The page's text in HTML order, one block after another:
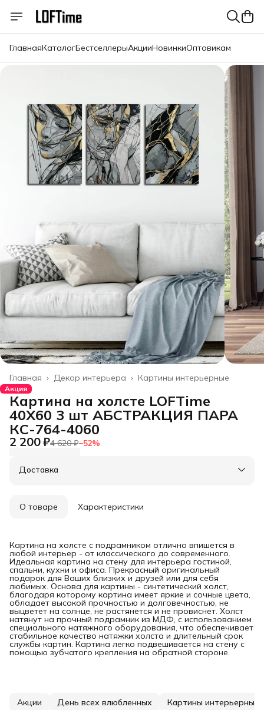
ГлавнаяКаталогБестселлерыАкцииНовинкиОптовикам
Картины интерьерные
Декор интерьера ›
Главная ›
Акция
Картина на холсте LOFTime
40Х60 3 шт АБСТРАКЦИЯ ПАРА
КС-764-4060
2 200 ₽4 620 ₽−52%
Доставка
О товаре Характеристики
Картина на холсте с подрамником отлично впишется в
любой интерьер - от классического до современного.
Идеальная картина на стену для интерьера гостиной,
спальни, кухни и офиса. Прекрасный оригинальный
подарок для Ваших близких и друзей или для себя
любимых. Основа для картины - синтетический холст,
благодаря которому картина имеет яркие и сочные цвета,
обладает высокой прочностью и долговечностью, не
выцветет на солнце, не растянется и не провиснет. Холст
натянут на прочный подрамник из МДФ, с использованием
специального натяжного оборудования, что обеспечивает
стабильное качество натяжки холста и длительный срок
службы картин. Картина легко подвешивается на стену с
помощью зубчатого крепления на обратной стороне.
Акции День всех влюбленных Картины интерьерные